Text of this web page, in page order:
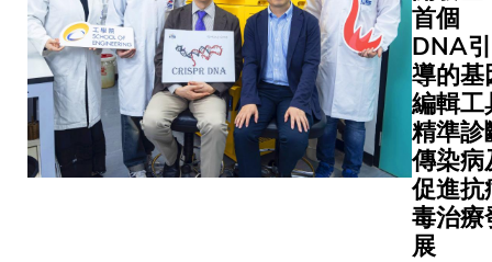
首個
DNA引
導的基
編輯工
精準診
傳染病
促進抗
毒治療
展